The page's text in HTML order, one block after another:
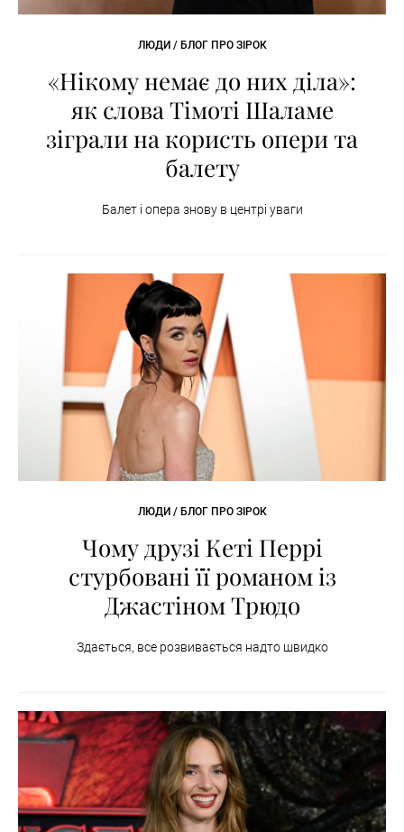
ЛЮДИ / БЛОГ ПРО ЗІРОК
«Нікому немає до них діла»:
як слова Тімоті Шаламе
зіграли на користь опери та
балету
Балет і опера знову в центрі уваги
ЛЮДИ / БЛОГ ПРО ЗІРОК
Чому друзі Кеті Перрі
стурбовані її романом із
Джастіном Трюдо
Здається, все розвивається надто швидко